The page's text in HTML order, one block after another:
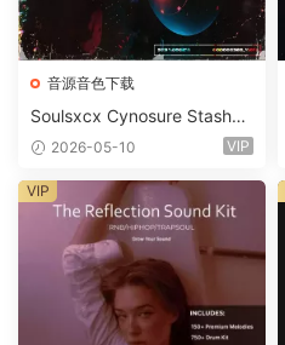
音源音色下载
Soulsxcx Cynosure Stashkit
WAV MiDi FST-FANTASTiC
2026-05-10 VIP
VIP